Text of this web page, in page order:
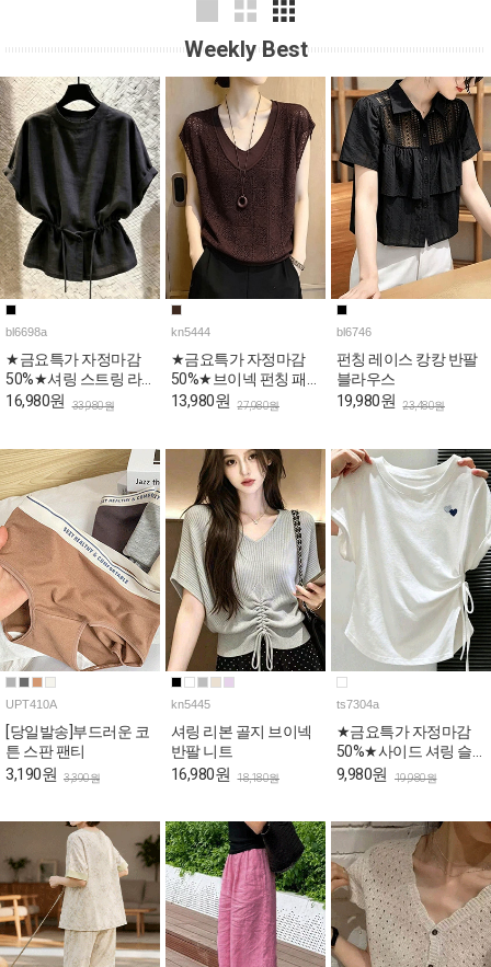
Weekly Best
bl6698a
★금요특가 자정마감
50%★셔링 스트링 라
운드 여름 블라우스
16,980원 33,980원
kn5444
★금요특가 자정마감
50%★브이넥 펀칭 패
턴 캡소매 니트탑
13,980원 27,980원
bl6746
펀칭 레이스 캉캉 반팔
블라우스
19,980원 23,480원
UPT410A
[당일발송]부드러운 코
튼 스판 팬티
3,190원 3,390원
kn5445
셔링 리본 골지 브이넥
반팔 니트
16,980원 18,180원
ts7304a
★금요특가 자정마감
50%★사이드 셔링 슬
림핏 반팔 티셔츠
9,980원 19,980원